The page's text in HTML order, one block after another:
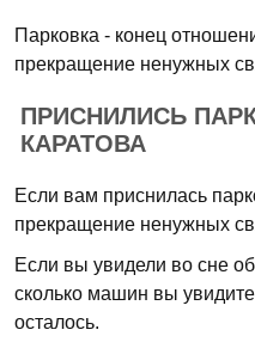
Парковка - конец
прекращение ненужных
ПРИСНИЛИСЬ
КАРАТОВА
Если вам приснилась
прекращение ненужных
Если вы увидели во сне
сколько машин вы
осталось.